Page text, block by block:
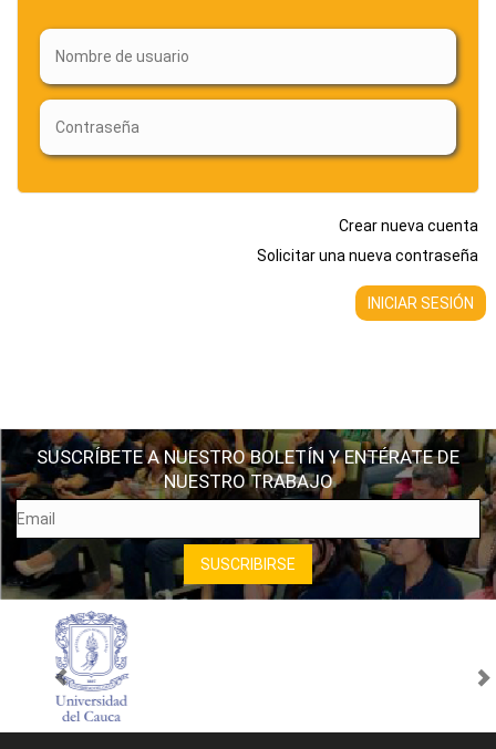
Crear nueva cuenta
Solicitar una nueva contraseña
SUSCRÍBETE A NUESTRO BOLETÍN Y ENTÉRATE DE
NUESTRO TRABAJO